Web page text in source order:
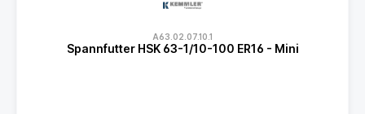
A63.02.07.10.1
Spannfutter HSK 63-1/10-100 ER16 - Mini